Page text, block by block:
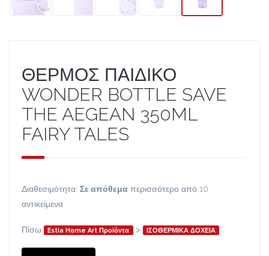
ΘΕΡΜΟΣ ΠΑΙΔΙΚΟ
WONDER BOTTLE SAVE
THE AEGEAN 350ML
FAIRY TALES
Διαθεσιμότητα: Σε απόθεμα περισσότερο από 10
αντικείμενα
Πίσω Estia Home Art Προϊόντα > ΙΣΟΘΕΡΜΙΚΑ ΔΟΧΕΙΑ